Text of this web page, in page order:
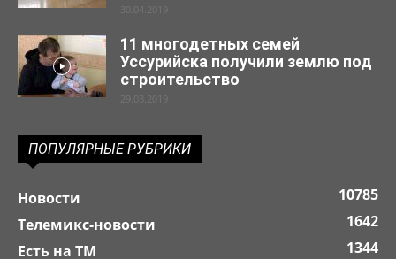
30.04.2019
11 многодетных семей
Уссурийска получили землю под
строительство
29.03.2019
ПОПУЛЯРНЫЕ РУБРИКИ
Новости
10785
Телемикс-новости
1642
Есть на ТМ
1344